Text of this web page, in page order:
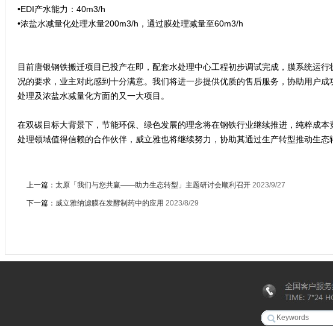
•EDI产水能力：40m3/h
•浓盐水减量化处理水量200m3/h，通过膜处理减量至60m3/h
目前唐银钢铁搬迁项目已投产在即，配套水处理中心工程初步调试完成，膜系统运
况的要求，业主对此感到十分满意。我们将进一步提供优质的售后服务，协助用户
处理及浓盐水减量化方面的又一大项目。
在双碳目标大背景下，节能环保、绿色发展的理念将在钢铁行业继续推进，纯粹成
处理领域值得信赖的合作伙伴，威立雅也将继续努力，协助其通过生产转型推动生态
上一篇： 太原「我们与您共赢——助力生态转型」主题研讨会顺利召开 2023/9/27
下一篇： 威立雅纳滤膜在发酵制药中的应用 2023/8/29